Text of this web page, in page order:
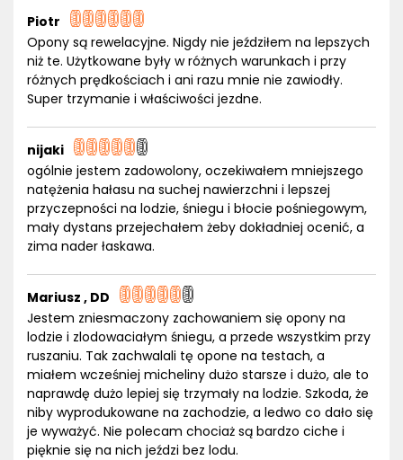
Piotr
Opony są rewelacyjne. Nigdy nie jeździłem na lepszych
niż te. Użytkowane były w różnych warunkach i przy
różnych prędkościach i ani razu mnie nie zawiodły.
Super trzymanie i właściwości jezdne.
nijaki
ogólnie jestem zadowolony, oczekiwałem mniejszego
natężenia hałasu na suchej nawierzchni i lepszej
przyczepności na lodzie, śniegu i błocie pośniegowym,
mały dystans przejechałem żeby dokładniej ocenić, a
zima nader łaskawa.
Mariusz , DD
Jestem zniesmaczony zachowaniem się opony na
lodzie i zlodowaciałym śniegu, a przede wszystkim przy
ruszaniu. Tak zachwalali tę opone na testach, a
miałem wcześniej micheliny dużo starsze i dużo, ale to
naprawdę dużo lepiej się trzymały na lodzie. Szkoda, że
niby wyprodukowane na zachodzie, a ledwo co dało się
je wyważyć. Nie polecam chociaż są bardzo ciche i
pięknie się na nich jeździ bez lodu.